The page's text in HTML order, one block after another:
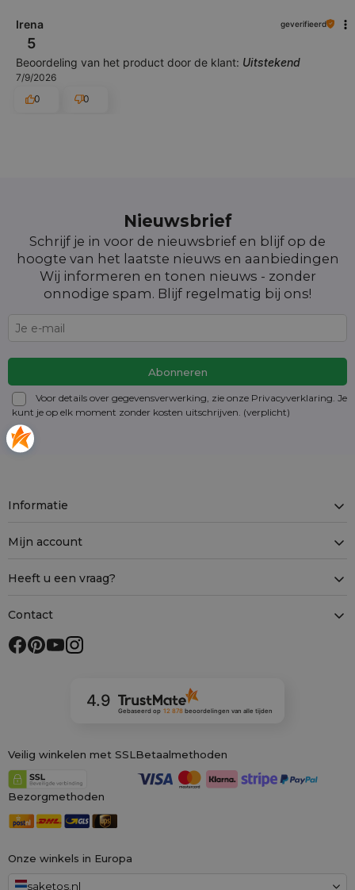
Irena geverifieerd
5
Beoordeling van het product door de klant: Uitstekend
7/9/2026
0
0
Nieuwsbrief
Schrijf je in voor de nieuwsbrief en blijf op de
hoogte van het laatste nieuws en aanbiedingen
Wij informeren en tonen nieuws - zonder
onnodige spam. Blijf regelmatig bij ons!
Voor details over gegevensverwerking, zie onze Privacyverklaring. Je
kunt je op elk moment zonder kosten uitschrijven . (verplicht)
Onze winkels in Europa
saketos.nl
Informatie
Mijn account
Heeft u een vraag?
Contact
4.9
Gebaseerd op 12 878beoordelingen van alle tijden
Veilig winkelen met SSL Betaalmethoden
Bezorgmethoden